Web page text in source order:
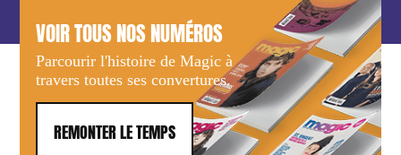
VOIR TOUS NOS NUMÉROS
Parcourir l'histoire de Magic à
travers toutes ses convertures.
REMONTER LE TEMPS